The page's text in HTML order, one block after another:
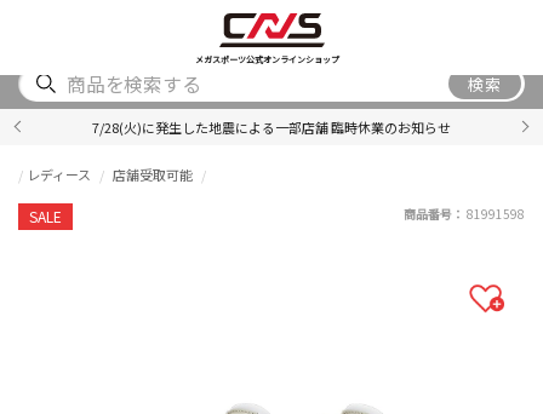
メガスポーツ公式オンラインショップ
ACCESSORY
検索
7/28(火)に発生した地震による一部店舗 臨時休業のお知らせ
SALE
レディース 店舗受取可能
商品番号： 81991598